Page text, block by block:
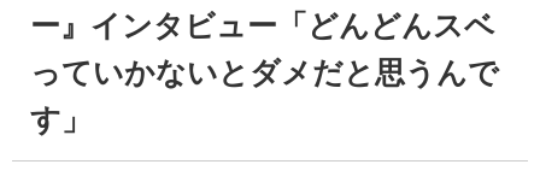
ー』インタビュー「どんどんスベ
っていかないとダメだと思うんで
す」